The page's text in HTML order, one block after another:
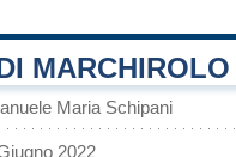
MARCHIROLO
Maria Schipani
2022